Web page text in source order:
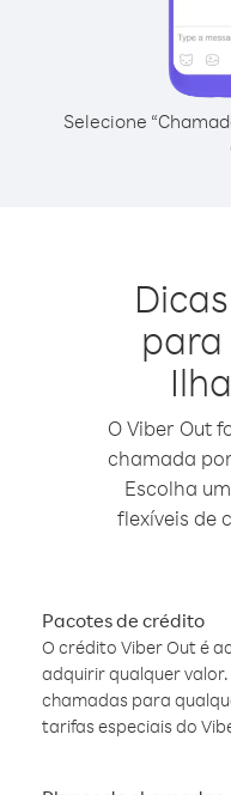
Selecione
para
O Viber Out
chamada
Escolha
flexíveis de
Pacotes de crédito
O crédito Viber Out é
adquirir qualquer
chamadas para
tarifas especiais do